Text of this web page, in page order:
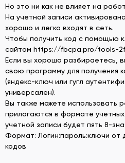
Но это ни как не влияет на
На учетной записи
хорошо и легко входят в сеть.
Чтобы получить код с помощью
сайтом https://fbcpa.pro/tools-
Если вы хорошо разбираетесь,
свою программу для получения
(яндекс-ключ или гугл
универсален).
Вы также можете использовать
прилагаются в формате
учетной записи будет пять 8-
Формат: Логин:пароль:ключи от
кодов